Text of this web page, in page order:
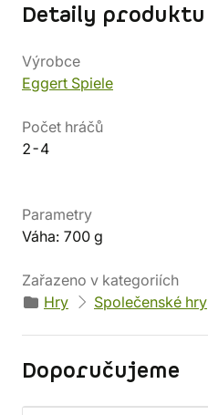
Detaily produktu
Výrobce
Eggert Spiele
Počet hráčů
2-4
Parametry
Váha: 700 g
Zařazeno v kategoriích
Hry
Společenské hry
Doporučujeme